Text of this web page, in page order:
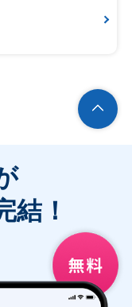
結！